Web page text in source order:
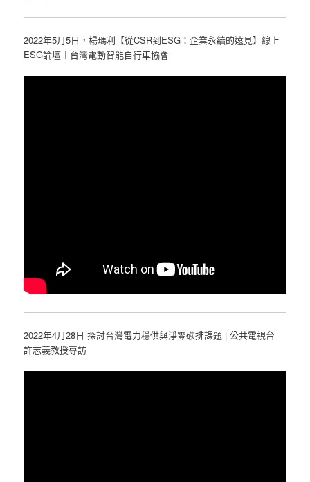
2022年5月5日，楊瑪利【從CSR到ESG：企業永續的遠見】線上
ESG論壇︱台灣電動智能自行車協會
2022年4月28日 探討台灣電力穩供與淨零碳排課題 | 公共電視台
許志義教授專訪